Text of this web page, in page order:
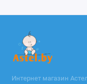
Интернет магазин